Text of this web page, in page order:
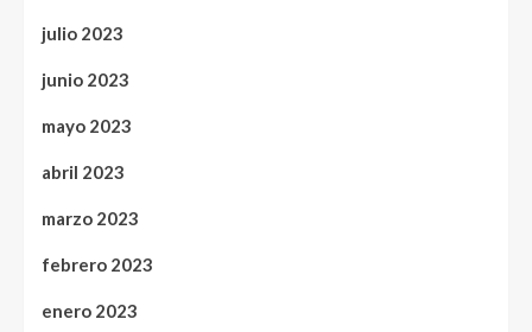
julio 2023
junio 2023
mayo 2023
abril 2023
marzo 2023
febrero 2023
enero 2023